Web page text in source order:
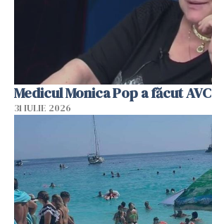
Medicul Monica Pop a făcut AVC
31 IULIE 2026